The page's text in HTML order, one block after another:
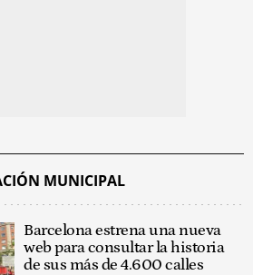
MUNICIPAL
Barcelona estrena una nueva
web para consultar la historia
de sus más de 4.600 calles